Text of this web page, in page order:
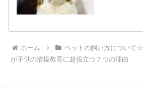
ホーム ペットの飼い方について☆
が子供の情操教育に超役立つ７つの理由